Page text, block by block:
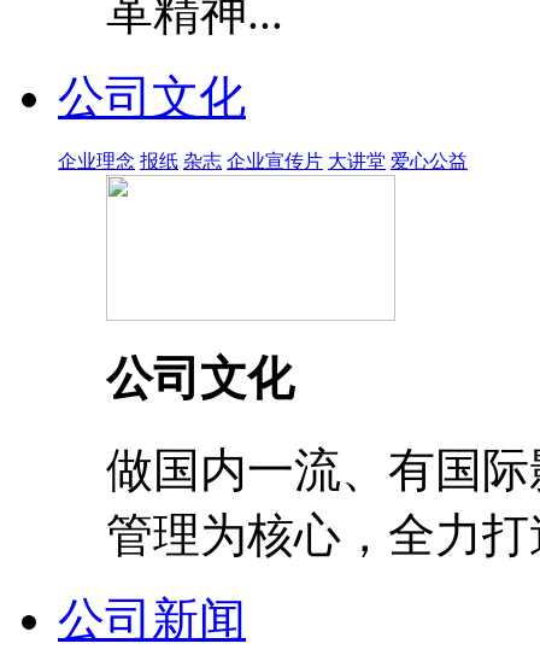
革精神...
公司文化
企业理念 报纸 杂志 企业宣传片 大讲堂 爱心公益
公司文化
做国内一流、有国
管理为核心，全力
公司新闻